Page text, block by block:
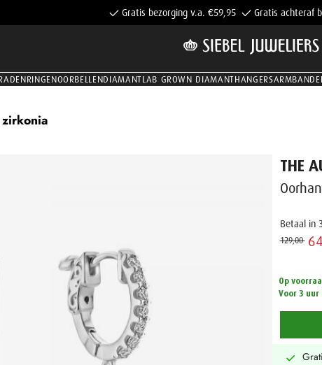
Gratis bezorging v.a. €59,95 Gratis achteraf
RINGENOORBELLENDIAMANTLAB GROWN DIAMANTHANGERS
THE
Betaal in
129,00 ‌
Op
Voor 3